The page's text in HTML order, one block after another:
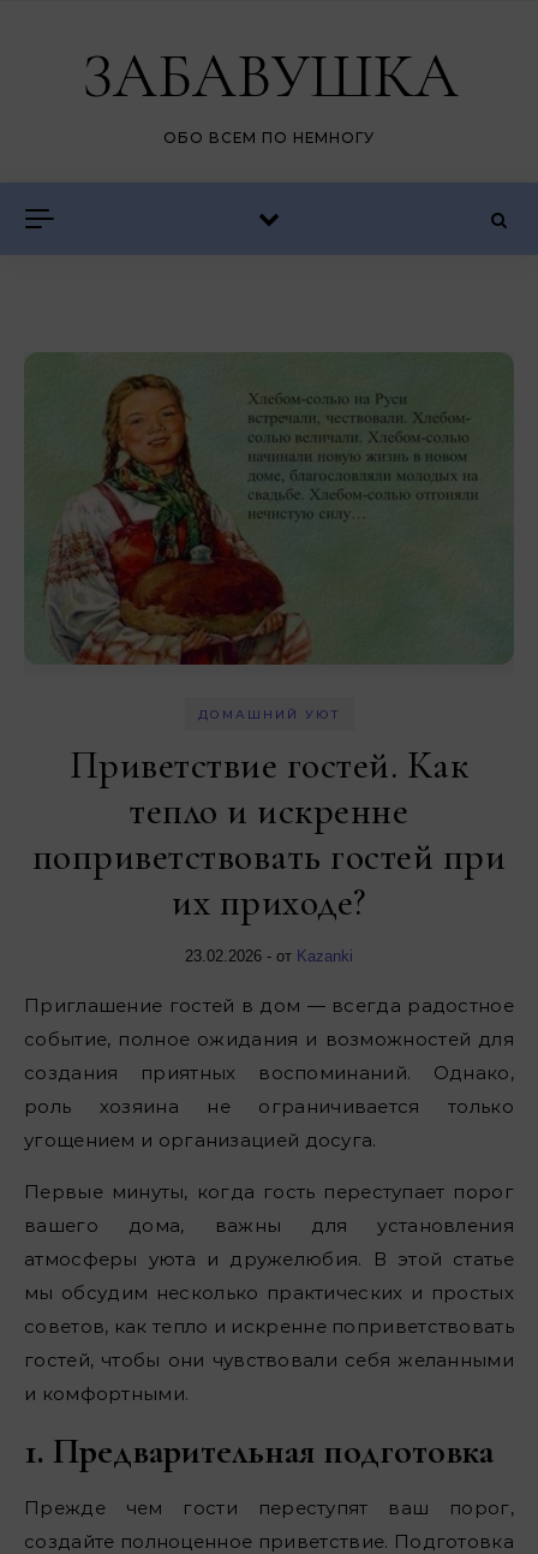
ЗАБАВУШКА
ОБО ВСЕМ ПО НЕМНОГУ
ДОМАШНИЙ УЮТ
Приветствие гостей. Как
тепло и искренне
поприветствовать гостей при
их приходе?
23.02.2026 - от Kazanki
Приглашение гостей в дом — всегда радостное
событие, полное ожидания и возможностей для
создания приятных воспоминаний. Однако,
роль хозяина не ограничивается только
угощением и организацией досуга.
Первые минуты, когда гость переступает порог
вашего дома, важны для установления
атмосферы уюта и дружелюбия. В этой статье
мы обсудим несколько практических и простых
советов, как тепло и искренне поприветствовать
гостей, чтобы они чувствовали себя желанными
и комфортными.
1. Предварительная подготовка
Прежде чем гости переступят ваш порог,
создайте полноценное приветствие. Подготовка